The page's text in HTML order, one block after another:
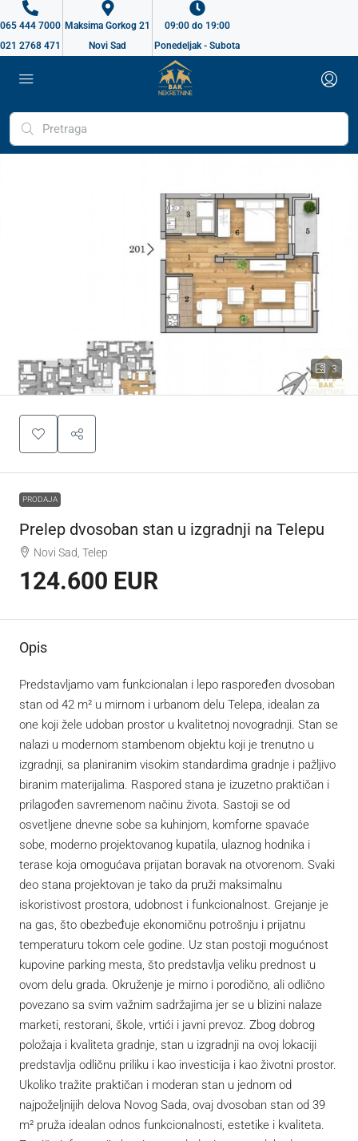
065 444 7000
021 2768 471
Maksima Gorkog 21
Novi Sad
09:00 do 19:00
Ponedeljak - Subota
3
PRODAJA
Prelep dvosoban stan u izgradnji na Telepu
Novi Sad, Telep
124.600 EUR
Opis
Predstavljamo vam funkcionalan i lepo raspoređen dvosoban
stan od 42 m² u mirnom i urbanom delu Telepa, idealan za
one koji žele udoban prostor u kvalitetnoj novogradnji. Stan se
nalazi u modernom stambenom objektu koji je trenutno u
izgradnji, sa planiranim visokim standardima gradnje i pažljivo
biranim materijalima. Raspored stana je izuzetno praktičan i
prilagođen savremenom načinu života. Sastoji se od
osvetljene dnevne sobe sa kuhinjom, komforne spavaće
sobe, moderno projektovanog kupatila, ulaznog hodnika i
terase koja omogućava prijatan boravak na otvorenom. Svaki
deo stana projektovan je tako da pruži maksimalnu
iskoristivost prostora, udobnost i funkcionalnost. Grejanje je
na gas, što obezbeđuje ekonomičnu potrošnju i prijatnu
temperaturu tokom cele godine. Uz stan postoji mogućnost
kupovine parking mesta, što predstavlja veliku prednost u
ovom delu grada. Okruženje je mirno i porodično, ali odlično
povezano sa svim važnim sadržajima jer se u blizini nalaze
marketi, restorani, škole, vrtići i javni prevoz. Zbog dobrog
položaja i kvaliteta gradnje, stan u izgradnji na ovoj lokaciji
predstavlja odličnu priliku i kao investicija i kao životni prostor.
Ukoliko tražite praktičan i moderan stan u jednom od
najpoželjnijih delova Novog Sada, ovaj dvosoban stan od 39
m² pruža idealan odnos funkcionalnosti, estetike i kvaliteta.